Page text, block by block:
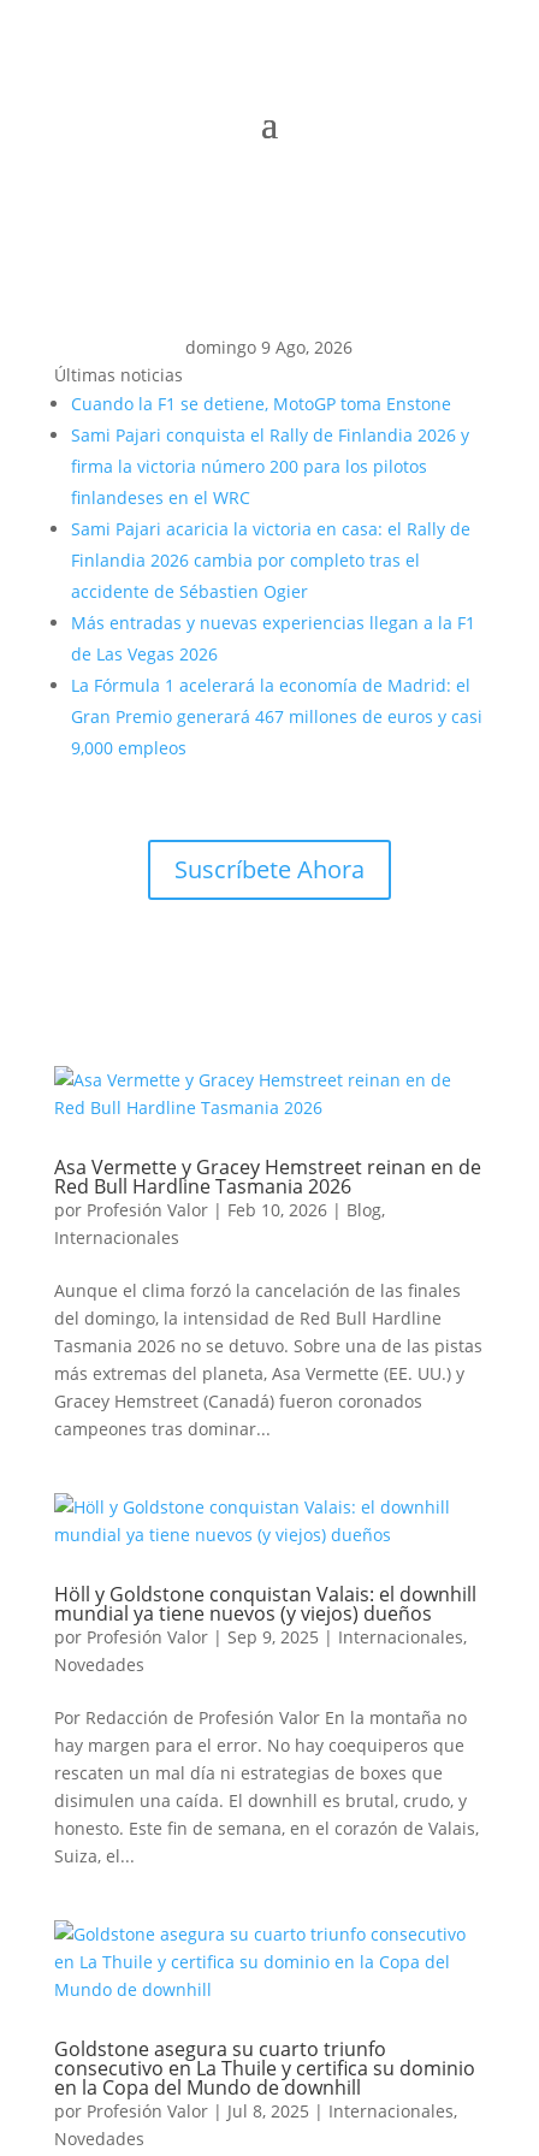
domingo 9 Ago, 2026
Últimas noticias
Cuando la F1 se detiene, MotoGP toma Enstone
Sami Pajari conquista el Rally de Finlandia 2026 y
firma la victoria número 200 para los pilotos
finlandeses en el WRC
Sami Pajari acaricia la victoria en casa: el Rally de
Finlandia 2026 cambia por completo tras el
accidente de Sébastien Ogier
Más entradas y nuevas experiencias llegan a la F1
de Las Vegas 2026
La Fórmula 1 acelerará la economía de Madrid: el
Gran Premio generará 467 millones de euros y casi
9,000 empleos
Suscríbete Ahora
Asa Vermette y Gracey Hemstreet reinan en de
Red Bull Hardline Tasmania 2026
por Profesión Valor| Feb 10, 2026| Blog,
Internacionales
Aunque el clima forzó la cancelación de las finales
del domingo, la intensidad de Red Bull Hardline
Tasmania 2026 no se detuvo. Sobre una de las pistas
más extremas del planeta, Asa Vermette (EE. UU.) y
Gracey Hemstreet (Canadá) fueron coronados
campeones tras dominar...
Höll y Goldstone conquistan Valais: el downhill
mundial ya tiene nuevos (y viejos) dueños
por Profesión Valor| Sep 9, 2025 | Internacionales,
Novedades
Por Redacción de Profesión Valor En la montaña no
hay margen para el error. No hay coequiperos que
rescaten un mal día ni estrategias de boxes que
disimulen una caída. El downhill es brutal, crudo, y
honesto. Este fin de semana, en el corazón de Valais,
Suiza, el...
Goldstone asegura su cuarto triunfo
consecutivo en La Thuile y certifica su dominio
en la Copa del Mundo de downhill
por Profesión Valor| Jul 8, 2025 | Internacionales,
Novedades